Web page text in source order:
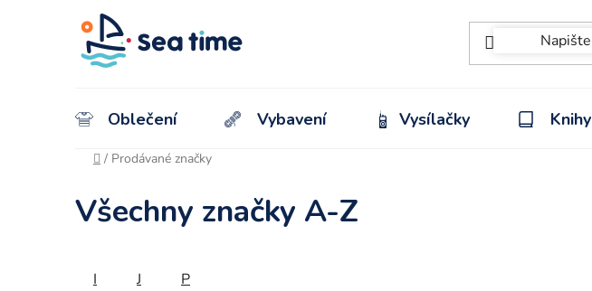
Oblečení Vybavení Vysílačky Knihy
Domů
/ Prodávané značky
Všechny značky A-Z
I J P